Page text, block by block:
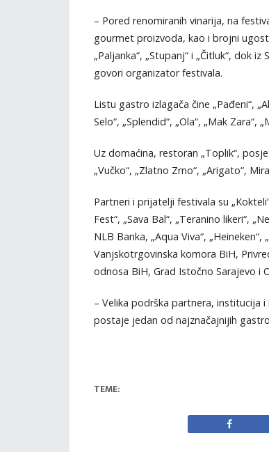
– Pored renomiranih vinarija, na
gourmet proizvoda, kao i brojni
„Paljanka“, „Stupanj“ i „Čitluk“, dok
govori organizator festivala.
Listu gastro izlagača čine „Pađeni“,
Selo“, „Splendid“, „Ola“, „Mak Zara“,
Uz domaćina, restoran „Toplik“,
„Vučko“, „Zlatno Zrno“, „Arigato“,
Partneri i prijatelji festivala su
Fest“, „Sava Bal“, „Teranino likeri“,
NLB Banka, „Aqua Viva“,
Vanjskotrgovinska komora BiH,
odnosa BiH, Grad Istočno Sarajevo i
– Velika podrška partnera, institucija
postaje jedan od najznačajnijih
TEME: